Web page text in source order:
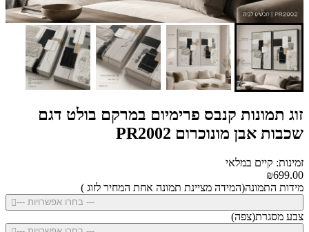
זוג תמונות קנבס פרימיום במרקם בולט דגם
שכבות אבן מונוכרום PR2002
זמינות: קיים במלאי
₪699.00
מידות התמונה(המידה מציינת תמונה אחת המחיר לזוג )
--- בחרו אפשרויות ---
צבע מסגרת(צפה)